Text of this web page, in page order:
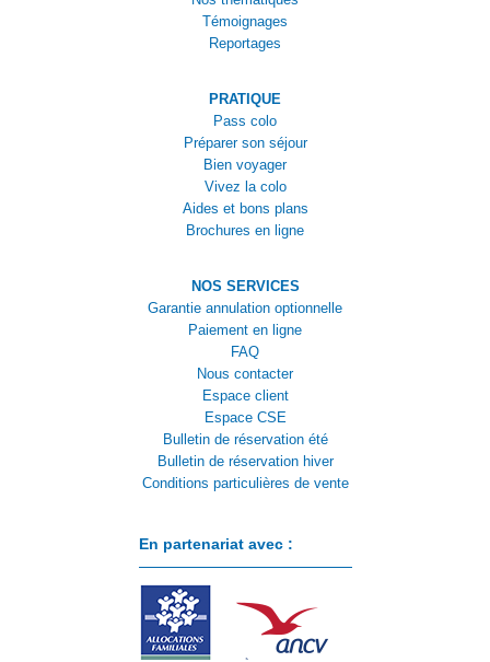
Témoignages
Reportages
PRATIQUE
Pass colo
Préparer son séjour
Bien voyager
Vivez la colo
Aides et bons plans
Brochures en ligne
NOS SERVICES
Garantie annulation optionnelle
Paiement en ligne
FAQ
Nous contacter
Espace client
Espace CSE
Bulletin de réservation été
Bulletin de réservation hiver
Conditions particulières de vente
En partenariat avec :